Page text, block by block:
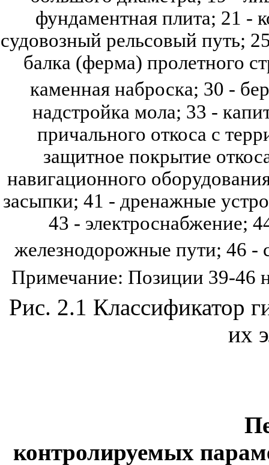
фундаментная плита; 21 -
судовозный рельсовый путь;
балка (ферма) пролетного
каменная наброска; 30 -
надстройка мола; 33 -
причального откоса с
защитное покрытие
навигационного
засыпки; 41 - дренажные
43 - электроснабжение;
железнодорожные пути; 46 -
Примечание: Позиции 39-46
Рис. 2.1 Классификатор
их
контролируемых